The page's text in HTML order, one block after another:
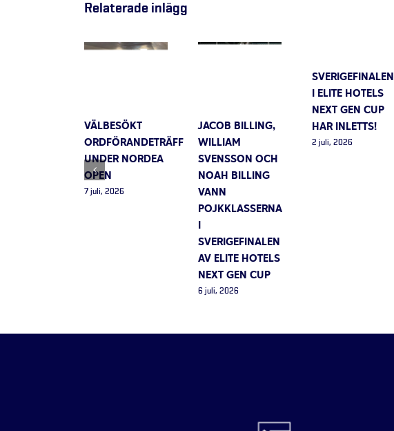
Relaterade inlägg
VÄLBESÖKT
ORDFÖRANDETRÄFF
UNDER NORDEA
OPEN
7 juli, 2026
JACOB BILLING,
WILLIAM
SVENSSON OCH
NOAH BILLING
VANN
POJKKLASSERNA
I
SVERIGEFINALEN
AV ELITE HOTELS
NEXT GEN CUP
6 juli, 2026
SVERIGEFINALEN
I ELITE HOTELS
NEXT GEN CUP
HAR INLETTS!
2 juli, 2026